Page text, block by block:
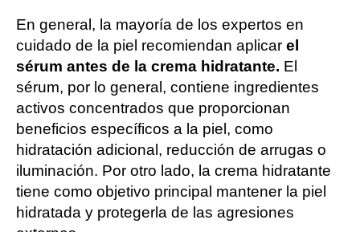
En general, la mayoría de los expertos en
cuidado de la piel recomiendan aplicar el
sérum antes de la crema hidratante. El
sérum, por lo general, contiene ingredientes
activos concentrados que proporcionan
beneficios específicos a la piel, como
hidratación adicional, reducción de arrugas o
iluminación. Por otro lado, la crema hidratante
tiene como objetivo principal mantener la piel
hidratada y protegerla de las agresiones